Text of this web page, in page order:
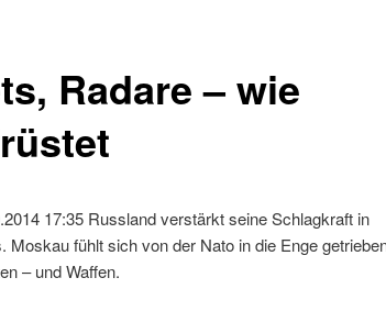
Radare – wie
17:35 Russland verstärkt seine Schlagkraft in
Moskau fühlt sich von der Nato in die Enge
– und Waffen.